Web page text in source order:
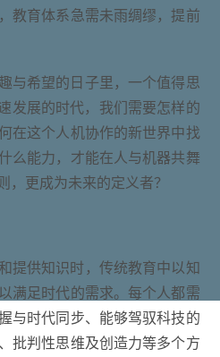
教育体系急需未雨绸缪，提前
与希望的日子里，一个值得思
发展的时代，我们需要怎样的
在这个人机协作的新世界中找
么能力，才能在人与机器共舞
，更成为未来的定义者？
提供知识时，传统教育中以知
满足时代的需求。每个人都需
与时代同步、能够驾驭科技的
批判性思维及创造力等多个方